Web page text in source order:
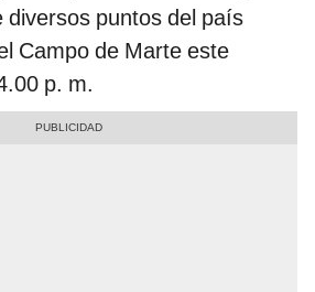
diversos puntos del país
Campo de Marte este
p. m.